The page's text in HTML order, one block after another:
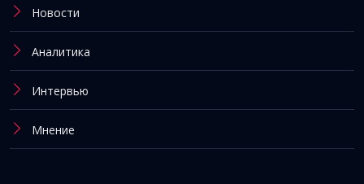
Новости
Аналитика
Интервью
Мнение